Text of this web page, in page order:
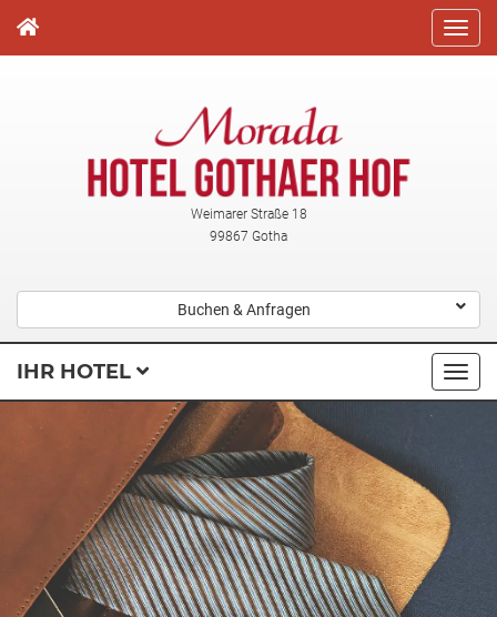
zum
Inhalt
Weimarer Straße 18
99867 Gotha
Buchen & Anfragen
IHR HOTEL